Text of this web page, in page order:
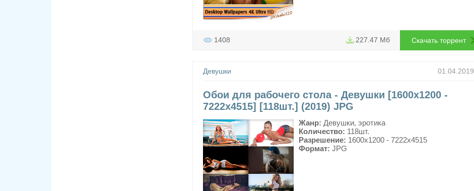
Скачать торрент
1408 227.47 Мб
Девушки 01.04.2019
Обои для рабочего стола - Девушки [1600x1200 -
7222x4515] [118шт.] (2019) JPG
Жанр: Девушки, эротика
Количество: 118шт.
Разрешение: 1600x1200 - 7222x4515
Формат: JPG